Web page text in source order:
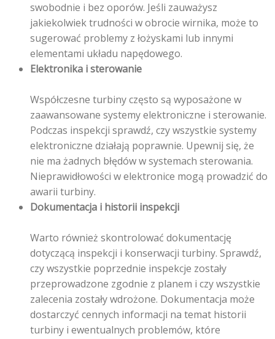
swobodnie i bez oporów. Jeśli zauważysz
jakiekolwiek trudności w obrocie wirnika, może to
sugerować problemy z łożyskami lub innymi
elementami układu napędowego.
Elektronika i sterowanie
Współczesne turbiny często są wyposażone w
zaawansowane systemy elektroniczne i sterowanie.
Podczas inspekcji sprawdź, czy wszystkie systemy
elektroniczne działają poprawnie. Upewnij się, że
nie ma żadnych błędów w systemach sterowania.
Nieprawidłowości w elektronice mogą prowadzić do
awarii turbiny.
Dokumentacja i historii inspekcji
Warto również skontrolować dokumentację
dotyczącą inspekcji i konserwacji turbiny. Sprawdź,
czy wszystkie poprzednie inspekcje zostały
przeprowadzone zgodnie z planem i czy wszystkie
zalecenia zostały wdrożone. Dokumentacja może
dostarczyć cennych informacji na temat historii
turbiny i ewentualnych problemów, które